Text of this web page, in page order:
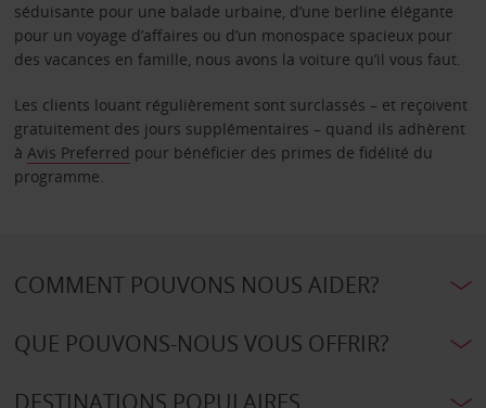
séduisante pour une balade urbaine, d’une berline élégante
pour un voyage d’affaires ou d’un monospace spacieux pour
des vacances en famille, nous avons la voiture qu’il vous faut.
Les clients louant régulièrement sont surclassés – et reçoivent
gratuitement des jours supplémentaires – quand ils adhèrent
à Avis Preferred pour bénéficier des primes de fidélité du
programme.
COMMENT POUVONS NOUS AIDER?
QUE POUVONS-NOUS VOUS OFFRIR?
DESTINATIONS POPULAIRES